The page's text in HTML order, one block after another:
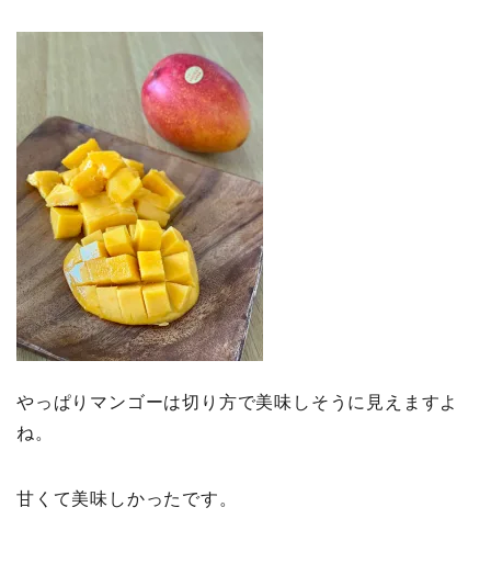
やっぱりマンゴーは切り方で美味しそうに見えますよ
ね。
甘くて美味しかったです。